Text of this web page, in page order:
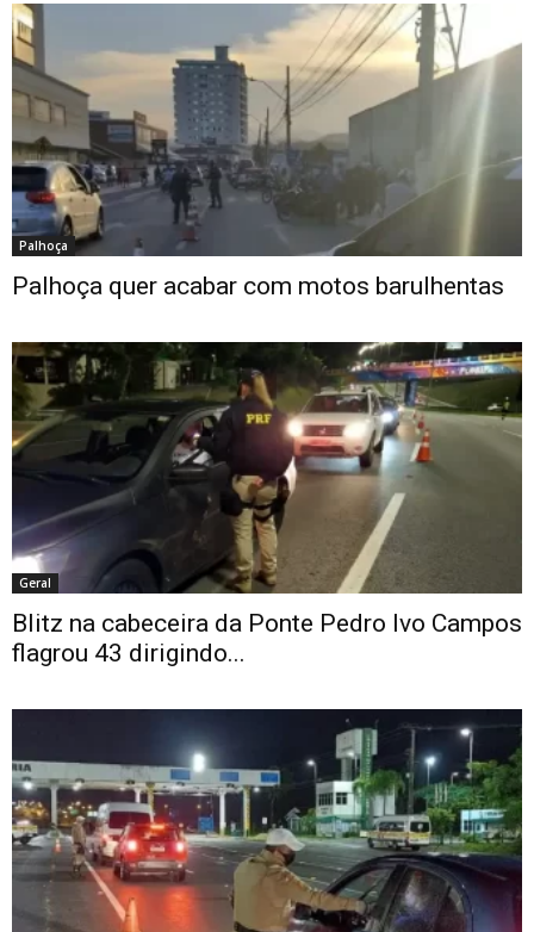
Palhoça
Palhoça quer acabar com motos barulhentas
Geral
Blitz na cabeceira da Ponte Pedro Ivo Campos
flagrou 43 dirigindo...